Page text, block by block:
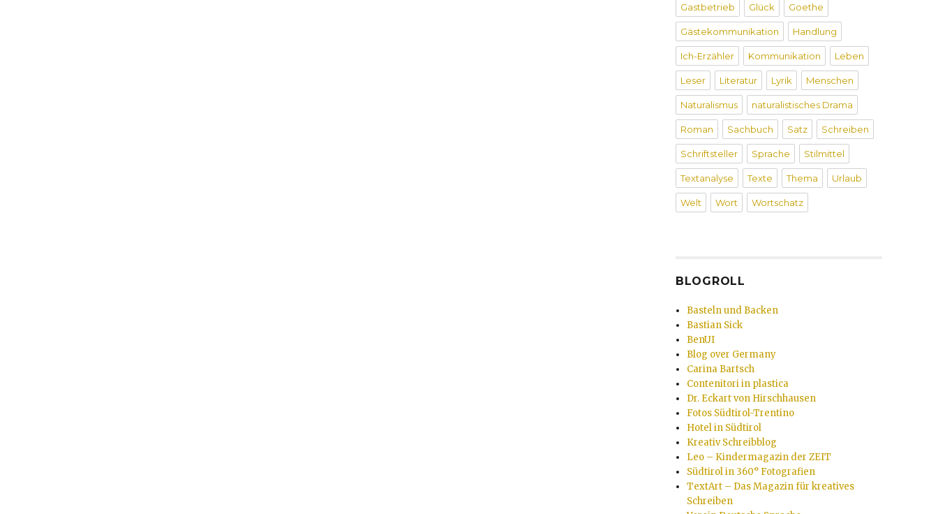
Gastbetrieb Glück Goethe
Gästekommunikation Handlung
Ich-Erzähler Kommunikation Leben
Leser Literatur Lyrik Menschen
Naturalismus naturalistisches Drama
Roman Sachbuch Satz Schreiben
Schriftsteller Sprache Stilmittel
Textanalyse Texte Thema Urlaub
Welt Wort Wortschatz
BLOGROLL
Basteln und Backen
Bastian Sick
BenUI
Blog over Germany
Carina Bartsch
Contenitori in plastica
Dr. Eckart von Hirschhausen
Fotos Südtirol-Trentino
Hotel in Südtirol
Kreativ Schreibblog
Leo – Kindermagazin der ZEIT
Südtirol in 360° Fotografien
TextArt – Das Magazin für kreatives
Schreiben